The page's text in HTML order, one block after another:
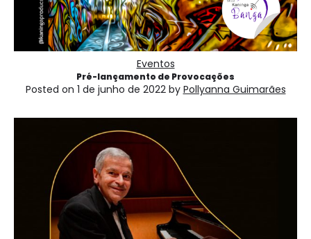
Eventos
Pré-lançamento de Provocações
Posted on 1 de junho de 2022by Pollyanna Guimarães